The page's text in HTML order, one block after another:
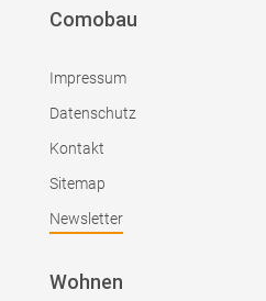
Comobau
Impressum
Datenschutz
Kontakt
Sitemap
Newsletter
Wohnen